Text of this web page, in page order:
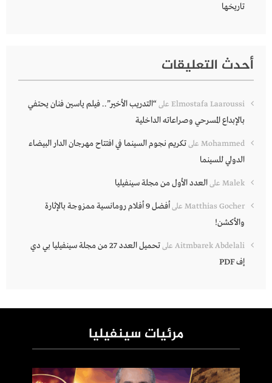
تاريخها
أحدث التعليقات
Elmostafa Laaroussi على“التدريب الأخير”.. فيلم ياسين فنان يحتفي
بالإبداع المسرحي وصراعاته الداخلية
Mohammed علىتكريم نجوم السينما في افتتاح مهرجان الدار البيضاء
الدولي للسينما
Malek علىالعدد الأول من مجلة سينفيليا
Matthias Gocher على
أفضل 9 أفلام رومانسية ممزوجة بالإثارة
والأكشن!
Aitmbarek Abdelali على
تحميل العدد 27 من مجلة سينفيليا بي دي
إف PDF
مرئيات سينفيليا